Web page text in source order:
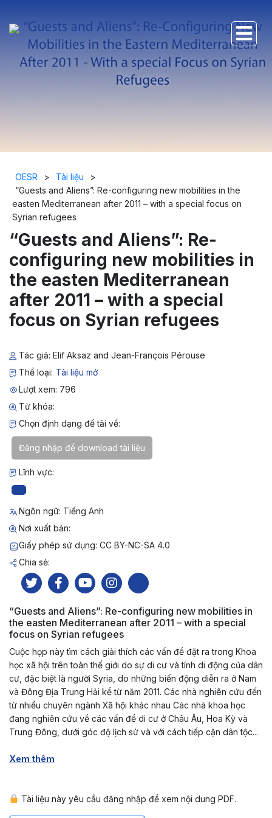
OESR > Tài liệu
>
“Guests and Aliens”: Re-configuring new mobilities in the
easten Mediterranean after 2011 – with a special focus on
Syrian refugees
“Guests and Aliens”: Re-
configuring new mobilities in
the easten Mediterranean
after 2011 – with a special
focus on Syrian refugees
Tác giả: Elif Aksaz and Jean-François Pérouse
Thể loại: Tài liệu mở
Lượt xem: 796
Từ khóa:
Chọn định dạng để tải về:
Đăng nhập để download tài liệu
Lĩnh vực:
Ngôn ngữ: Tiếng Anh
Nơi xuất bản:
Giấy phép sử dụng: CC BY-NC-SA 4.0
Chia sẻ:
“Guests and Aliens”: Re-configuring new mobilities in
the easten Mediterranean after 2011 – with a special
focus on Syrian refugees
Cuộc họp này tìm cách giải thích các vấn đề đặt ra trong Khoa
học xã hội trên toàn thế giới do sự di cư và tính di động của dân
cư, đặc biệt là người Syria, do những biến động diễn ra ở Nam
và Đông Địa Trung Hải kể từ năm 2011. Các nhà nghiên cứu đến
từ nhiều chuyên ngành Xã hội khác nhau Các nhà khoa học
đang nghiên cứu về các vấn đề di cư ở Châu Âu, Hoa Kỳ và
Trung Đông, dưới góc độ lịch sử và với cách tiếp cận dân tộc...
Xem thêm
Tài liệu này yêu cầu đăng nhập để xem nội dung PDF.